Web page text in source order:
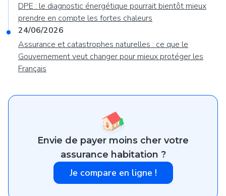
DPE : le diagnostic énergétique pourrait bientôt mieux
prendre en compte les fortes chaleurs
24/06/2026
Assurance et catastrophes naturelles : ce que le
Gouvernement veut changer pour mieux protéger les
Français
Envie de payer moins cher votre
assurance habitation ?
Je compare en ligne !